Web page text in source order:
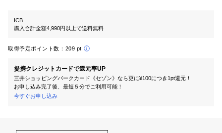
ICB
購入合計金額4,990円以上で送料無料
取得予定ポイント数： 209 pt
提携クレジットカードで還元率UP
三井ショッピングパークカード《セゾン》なら更に¥100につき1pt還元！
お申し込み完了後、最短５分でご利用可能！
今すぐお申し込み